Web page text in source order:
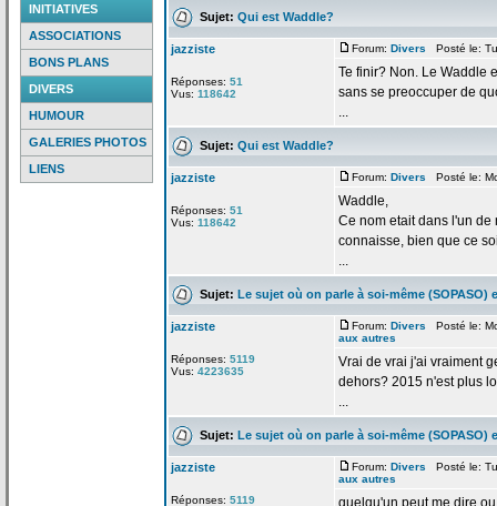
INITIATIVES
ASSOCIATIONS
BONS PLANS
DIVERS
HUMOUR
GALERIES PHOTOS
LIENS
Sujet: Qui est Waddle?
jazziste
Réponses: 51
Vus: 118642
Forum: Divers Posté le:
Te finir? Non. Le Waddle
sans se preoccuper de
...
Sujet: Qui est Waddle?
jazziste
Réponses: 51
Vus: 118642
Forum: Divers Posté le:
Waddle,
Ce nom etait dans l'un de
connaisse, bien que ce
...
Sujet: Le sujet où on parle à soi-même (SOPASO)
jazziste
Réponses: 5119
Vus: 4223635
Forum: Divers Posté le:
aux autres
Vrai de vrai j'ai vraiment
dehors? 2015 n'est plus
...
Sujet: Le sujet où on parle à soi-même (SOPASO)
jazziste
Réponses: 5119
Forum: Divers Posté le:
aux autres
quelqu'un peut me dire